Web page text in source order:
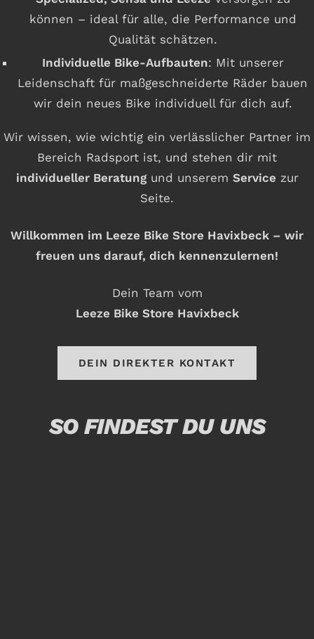
können – ideal für alle, die Performance und
Qualität schätzen.
Individuelle Bike-Aufbauten: Mit unserer
Leidenschaft für maßgeschneiderte Räder bauen
wir dein neues Bike individuell für dich auf.
Wir wissen, wie wichtig ein verlässlicher Partner im
Bereich Radsport ist, und stehen dir mit
individueller Beratungund unserem Service zur
Seite.
Willkommen im Leeze Bike Store Havixbeck – wir
freuen uns darauf, dich kennenzulernen!
Dein Team vom
Leeze Bike Store Havixbeck
DEIN DIREKTER KONTAKT
SO FINDEST DU UNS